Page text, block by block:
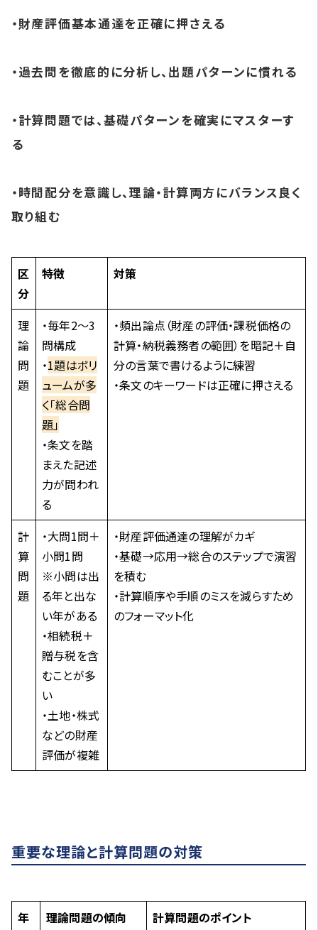
・財産評価基本通達を正確に押さえる
・過去問を徹底的に分析し、出題パターンに慣れる
・計算問題では、基礎パターンを確実にマスターす
る
・時間配分を意識し、理論・計算両方にバランス良く
取り組む
区
分
特徴 対策
理
論
問
題
・毎年2～3
問構成
・1題はボリ
ュームが多
く「総合問
題」
・条文を踏
まえた記述
力が問われ
る
・頻出論点（財産の評価・課税価格の
計算・納税義務者の範囲）を暗記＋自
分の言葉で書けるように練習
・条文のキーワードは正確に押さえる
計
算
問
題
・大問1問＋
小問1問
※小問は出
る年と出な
い年がある
・相続税＋
贈与税を含
むことが多
い
・土地・株式
などの財産
評価が複雑
・財産評価通達の理解がカギ
・基礎→応用→総合のステップで演習
を積む
・計算順序や手順のミスを減らすため
のフォーマット化
重要な理論と計算問題の対策
年
理論問題の傾向 計算問題のポイント